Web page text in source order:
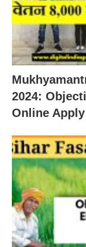
2024:
Online